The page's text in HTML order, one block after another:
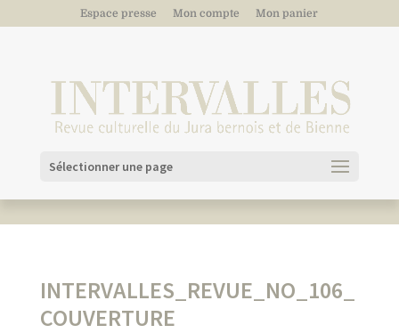
Espace presse Mon compte Mon panier
Sélectionner une page
INTERVALLES_REVUE_NO_106_
COUVERTURE